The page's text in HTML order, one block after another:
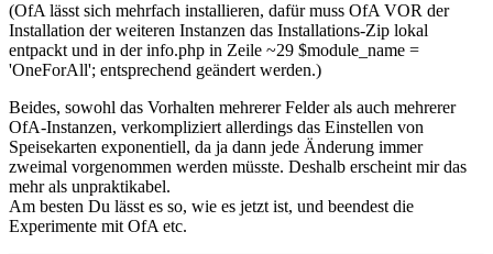
(OfA lässt sich mehrfach installieren, dafür muss OfA VOR der
Installation der weiteren Instanzen das Installations-Zip lokal
entpackt und in der info.php in Zeile ~29 $module_name =
'OneForAll'; entsprechend geändert werden.)
Beides, sowohl das Vorhalten mehrerer Felder als auch mehrerer
OfA-Instanzen, verkompliziert allerdings das Einstellen von
Speisekarten exponentiell, da ja dann jede Änderung immer
zweimal vorgenommen werden müsste. Deshalb erscheint mir das
mehr als unpraktikabel.
Am besten Du lässt es so, wie es jetzt ist, und beendest die
Experimente mit OfA etc.